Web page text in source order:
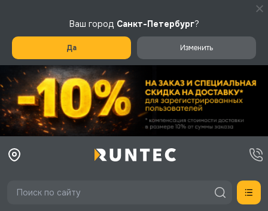
Ваш город Санкт-Петербург?
Да Изменить